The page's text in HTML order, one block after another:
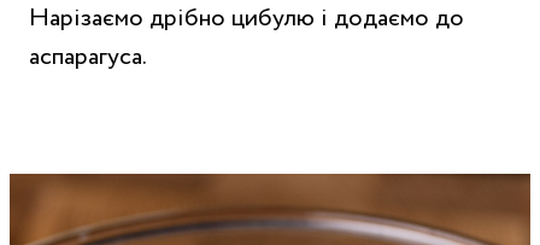
Нарізаємо дрібно цибулю і додаємо до
аспарагуса.